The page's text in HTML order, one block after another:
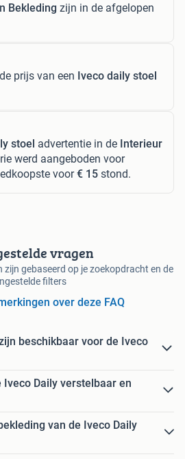
Bekleding zijn in de afgelopen
prijs van een Iveco daily stoel
stoel advertentie in de Interieur
werd aangeboden voor
voor€ 15 stond.
vragen
gebaseerd op je zoekopdracht en de
filters
over deze FAQ
beschikbaar voor de Iveco
Daily verstelbaar en
van de Iveco Daily